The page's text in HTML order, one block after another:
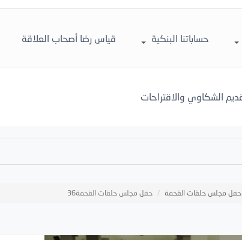
حساباتنا البنكية قياس رضا أصحاب العلاقة
الشكاوي والاقتراحات
حفل مجلس حلقات القحمة حفل مجلس حلقات القحمة36